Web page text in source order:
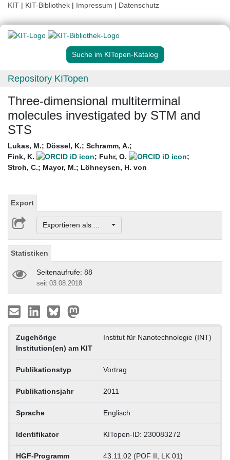
KIT | KIT-Bibliothek | Impressum | Datenschutz
Suche im KITopen-Katalog
Repository KITopen
Three-dimensional multiterminal
molecules investigated by STM and
STS
Lukas, M.; Dössel, K.; Schramm, A.;
Fink, K.
; Fuhr, O.
;
Stroh, C.; Mayor, M.; Löhneysen, H. von
Export
Exportieren als ...
Statistiken
Seitenaufrufe: 88
seit 03.08.2018
Zugehörige
Institution(en) am KIT
Institut für Nanotechnologie (INT)
Publikationstyp Vortrag
Publikationsjahr 2011
Sprache Englisch
Identifikator KITopen-ID: 230083272
HGF-Programm 43.11.02 (POF II, LK 01)